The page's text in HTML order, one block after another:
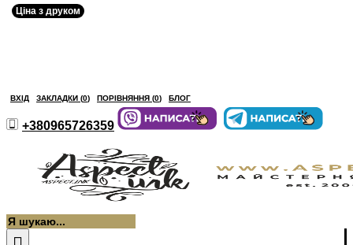
ВХІД ЗАКЛАДКИ (0) ПОРІВНЯННЯ (0) БЛОГ
+380965726359
Ціна з друком